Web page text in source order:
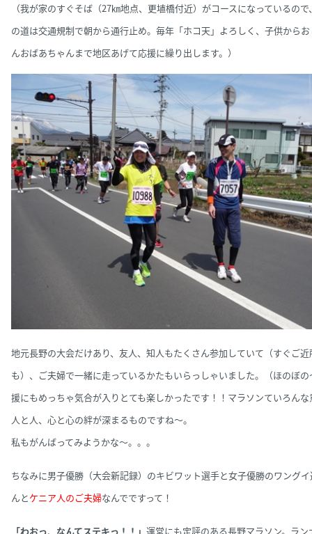
（我が家のすぐそば（27㎞地点、更埴橋付近）がコースになっているの
の道は交通規制で朝から通行止め。毎年「ホコ天」よろしく、子供から
んおばあちゃんまで地区あげて応援に繰り出します。）
地元長野の大会だけあり、友人、知人もたくさん参加していて（すぐご近
も）、ご夫婦で一緒に走っているかたもいらっしゃいました。（ほのぼの
援にもめっちゃ気合が入りとても楽しかったです！！ マラソンていろんな
人と人、心と心の絆が深まるものですね～。
私もがんばってみようかな～。。。
ちなみに男子優勝（大会新記録）のキビワット選手と女子優勝のワング
んとケニア人のご夫婦なんでですって！
「わおっ、なんてステキっ！！」 運営にも定評のある長野マラソン。 ラン